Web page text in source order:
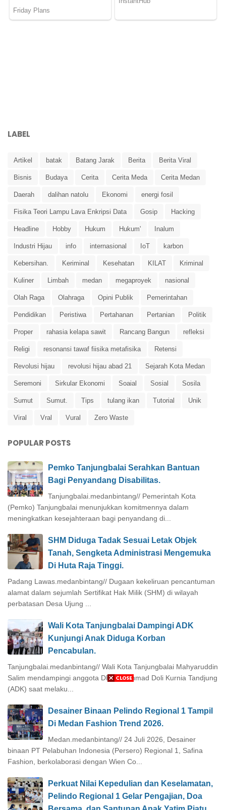
LABEL
Artikel batak Batang Jarak Berita Berita Viral
Bisnis Budaya Cerita Cerita Meda Cerita Medan
Daerah dalihan natolu Ekonomi energi fosil
Fisika Teori Lampu Lava Enkripsi Data Gosip Hacking
Headline Hobby Hukum Hukum' Inalum
Industri Hijau info internasional IoT karbon
Kebersihan. Keriminal Kesehatan KILAT Kriminal
Kuliner Limbah medan megaproyek nasional
Olah Raga Olahraga Opini Publik Pemerintahan
Pendidikan Peristiwa Pertahanan Pertanian Politik
Proper rahasia kelapa sawit Rancang Bangun refleksi
Religi resonansi tawaf fiisika metafisika Retensi
Revolusi hijau revolusi hijau abad 21 Sejarah Kota Medan
Seremoni Sirkular Ekonomi Soaial Sosial Sosila
Sumut Sumut. Tips tulang ikan Tutorial Unik
Viral Vral Vural Zero Waste
POPULAR POSTS
Pemko Tanjungbalai Serahkan Bantuan
Bagi Penyandang Disabilitas.
Tanjungbalai.medanbintang// Pemerintah Kota
(Pemko) Tanjungbalai menunjukkan komitmennya dalam
meningkatkan kesejahteraan bagi penyandang di...
SHM Diduga Tadak Sesuai Letak Objek
Tanah, Sengketa Administrasi Mengemuka
Di Huta Raja Tinggi.
Padang Lawas.medanbintang// Dugaan kekeliruan pencantuman
alamat dalam sejumlah Sertifikat Hak Milik (SHM) di wilayah
perbatasan Desa Ujung ...
Wali Kota Tanjungbalai Dampingi ADK
Kunjungi Anak Diduga Korban
Pencabulan.
Tanjungbalai.medanbintang// Wali Kota Tanjungbalai Mahyaruddin
Salim mendampingi anggota DPR-RI Ahmad Doli Kurnia Tandjung
(ADK) saat melaku...
Desainer Binaan Pelindo Regional 1 Tampil
Di Medan Fashion Trend 2026.
Medan.medanbintang// 24 Juli 2026, Desainer
binaan PT Pelabuhan Indonesia (Persero) Regional 1, Safina
Fashion, berkolaborasi dengan Wien Co...
Perkuat Nilai Kepedulian dan Keselamatan,
Pelindo Regional 1 Gelar Pengajian, Doa